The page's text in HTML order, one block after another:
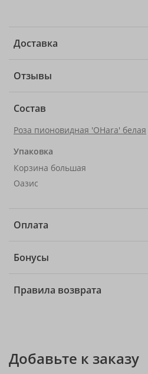
Доставка
Отзывы
Состав
Роза пионовидная 'OHara' белая
Упаковка
Корзина большая
Оазис
Оплата
Бонусы
Правила возврата
Добавьте к заказу